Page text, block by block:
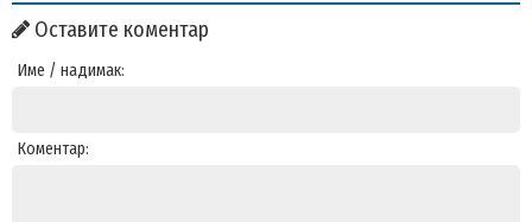
Оставите коментар
Име / надимак:
Коментар: